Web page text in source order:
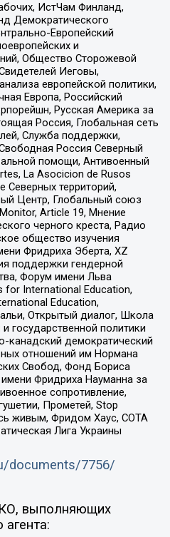
ИстЧам Финланд,
Демократического
Европейский
и
Общество Сторожевой
Иеговы,
европейской политики,
Европа, Российский
Русская Америка за
Россия, Глобальная сеть
Служба поддержки,
Россия Северный
помощи, Антивоенный
La Asocicion de Rusos
Северных территорий,
Центр, Глобальный союз
Article 19, Мнение
черного креста, Радио
общество изучения
Фридриха Эберта, XZ
поддержки гендерной
Форум имени Льва
for International Education,
Education,
Открытый диалог, Школа
государственной политики
канадский демократический
отношений им Нормана
Свобод, Фонд Бориса
Фридриха Науманна за
сопротивление,
Прометей, Stop
живым, Фридом Хаус, СОТА
Лига Украины
documents/7756/
выполняющих